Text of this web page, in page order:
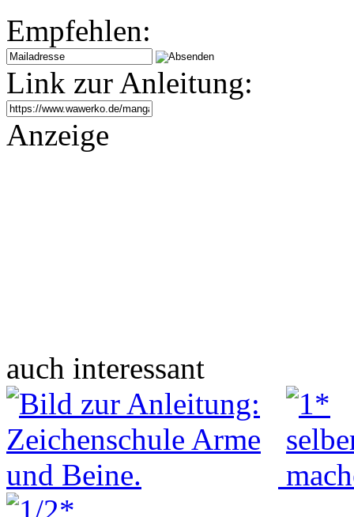
Empfehlen:
Link zur Anleitung:
Anzeige
auch interessant